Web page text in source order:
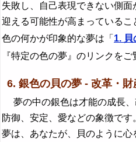
失敗し、自己表現できない側
迎える可能性が高まっている
色の何かが印象的な夢は「 1. 貝
『特定の色の夢』のリンクをご
6. 銀色の貝の夢 - 改革・財
夢の中の銀色は才能の成長、
防御、安定、愛などの象徴で
夢は、あなたが、貝のように